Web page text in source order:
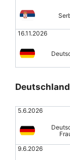
16.11.2026
5.6.2026
9.6.2026